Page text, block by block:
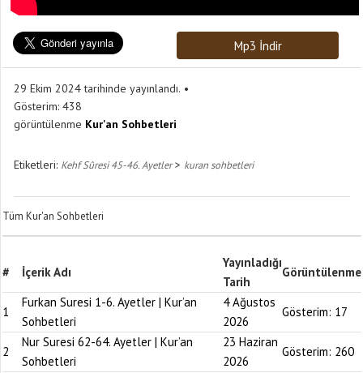
Mp3 İndir
29 Ekim 2024 tarihinde yayınlandı.
Gösterim: 438
görüntülenme Kur'an Sohbetleri
Etiketleri: Kehf Sûresi 45-46. Ayetler> kuran sohbetleri
Tüm Kur'an Sohbetleri
# İçerik Adı
Yayınladığı
Tarih
Görüntülenme
1
Furkan Suresi 1-6. Ayetler | Kur’an
Sohbetleri
4 Ağustos
2026
Gösterim: 17
2
Nur Suresi 62-64. Ayetler | Kur’an
Sohbetleri
23 Haziran
2026
Gösterim: 260